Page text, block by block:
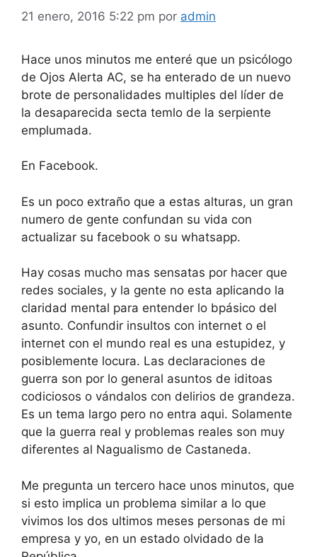
21 enero, 2016 5:22 pm por admin
Hace unos minutos me enteré que un psicólogo
de Ojos Alerta AC, se ha enterado de un nuevo
brote de personalidades multiples del líder de
la desaparecida secta temlo de la serpiente
emplumada.
En Facebook.
Es un poco extraño que a estas alturas, un gran
numero de gente confundan su vida con
actualizar su facebook o su whatsapp.
Hay cosas mucho mas sensatas por hacer que
redes sociales, y la gente no esta aplicando la
claridad mental para entender lo bpásico del
asunto. Confundir insultos con internet o el
internet con el mundo real es una estupidez, y
posiblemente locura. Las declaraciones de
guerra son por lo general asuntos de iditoas
codiciosos o vándalos con delirios de grandeza.
Es un tema largo pero no entra aqui. Solamente
que la guerra real y problemas reales son muy
diferentes al Nagualismo de Castaneda.
Me pregunta un tercero hace unos minutos, que
si esto implica un problema similar a lo que
vivimos los dos ultimos meses personas de mi
empresa y yo, en un estado olvidado de la